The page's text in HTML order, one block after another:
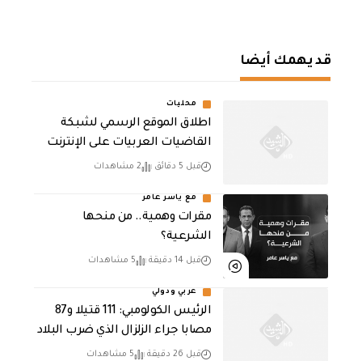
قد يهمك أيضا
محليات
اطلاق الموقع الرسمي لشبكة
القاضيات العربيات على الإنترنت
قبل 5 دقائق 2 مشاهدات
مع ياسر عامر
مقرات وهمية.. من منحها
الشرعية؟
قبل 14 دقيقة 5 مشاهدات
عربي ودولي
الرئيس الكولومبي: 111 قتيلا و87
مصابا جراء الزلزال الذي ضرب البلاد
قبل 26 دقيقة 5 مشاهدات